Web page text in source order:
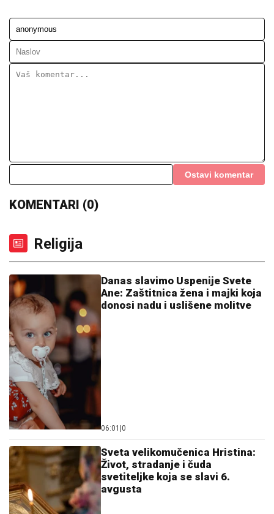
Ostavi komentar
KOMENTARI (0)
Religija
Danas slavimo Uspenije Svete
Ane: Zaštitnica žena i majki koja
donosi nadu i uslišene molitve
06:01 0
Sveta velikomučenica Hristina:
Život, stradanje i čuda
svetiteljke koja se slavi 6.
avgusta